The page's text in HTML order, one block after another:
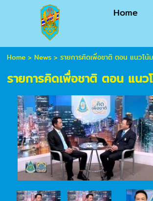
Home
Home> News> รายการคิดเพื่อชาติ ตอน แนวโ
รายการคิดเพื่อชาติ ตอน แน